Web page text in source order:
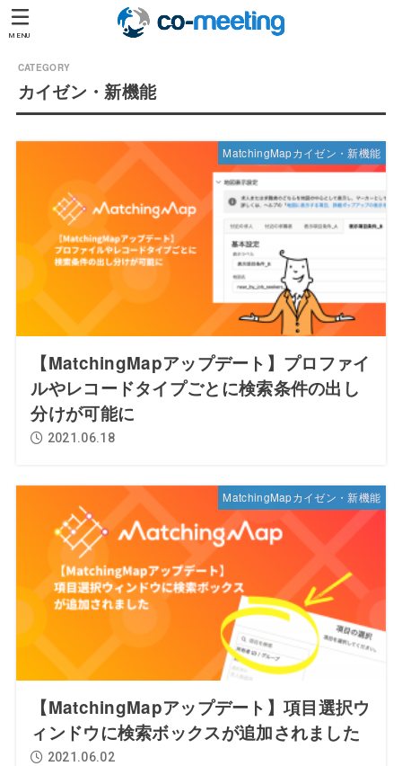
MENU
カイゼン・新機能
MatchingMapカイゼン・新機能
【MatchingMapアップデート】プロファイ
ルやレコードタイプごとに検索条件の出し
分けが可能に
2021.06.18
MatchingMapカイゼン・新機能
【MatchingMapアップデート】項目選択ウ
ィンドウに検索ボックスが追加されました
2021.06.02